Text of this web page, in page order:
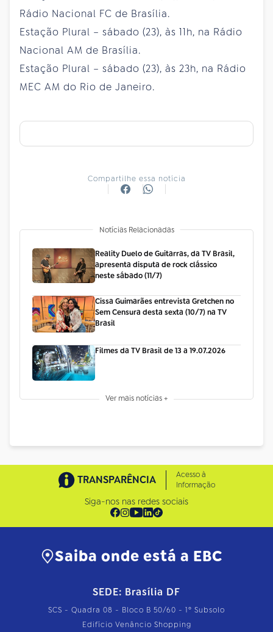
Rádio Nacional FC de Brasília.
Estação Plural – sábado (23), às 11h, na Rádio
Nacional AM de Brasília.
Estação Plural – sábado (23), às 23h, na Rádio
MEC AM do Rio de Janeiro.
Compartilhe essa notícia
Notícias Relacionadas
Reality Duelo de Guitarras, da TV Brasil,
apresenta disputa de rock clássico
neste sábado (11/7)
Cissa Guimarães entrevista Gretchen no
Sem Censura desta sexta (10/7) na TV
Brasil
Filmes da TV Brasil de 13 a 19.07.2026
Ver mais notícias +
TRANSPARÊNCIA
Acesso à
Informação
Siga-nos nas redes sociais
Saiba onde está a EBC
SEDE: Brasília DF
SCS - Quadra 08 - Bloco B 50/60 - 1º Subsolo
Edifício Venâncio Shopping